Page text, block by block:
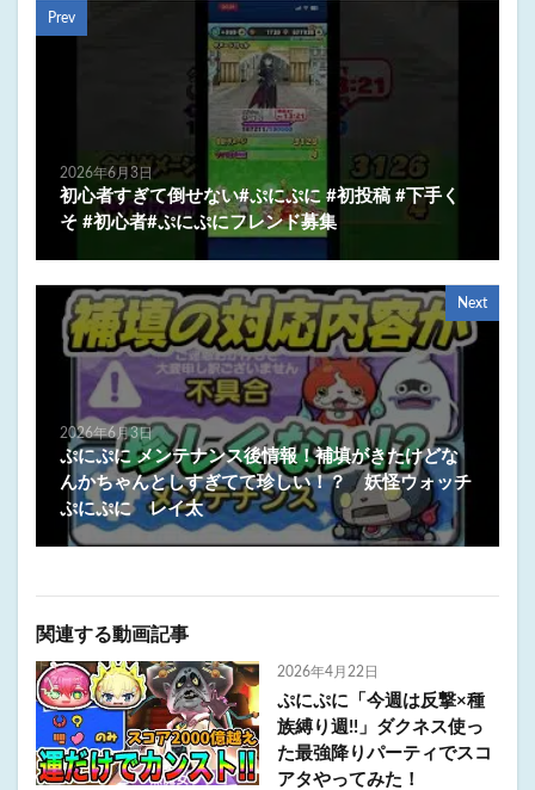
Prev
2026年6月3日
初心者すぎて倒せない#ぷにぷに #初投稿 #下手く
そ #初心者#ぷにぷにフレンド募集
Next
2026年6月3日
ぷにぷに メンテナンス後情報！補填がきたけどな
んかちゃんとしすぎてて珍しい！？ 妖怪ウォッチ
ぷにぷに レイ太
関連する動画記事
2026年4月22日
ぷにぷに「今週は反撃×種
族縛り週!!」ダクネス使っ
た最強降りパーティでスコ
アタやってみた！